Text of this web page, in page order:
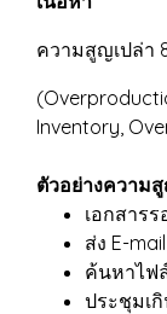
ความสูญเปล่า
Inventory,
ตัวอย่างความ
เอกสารร
ส่ง E-
ค้นหาไฟ
ประชุมเ